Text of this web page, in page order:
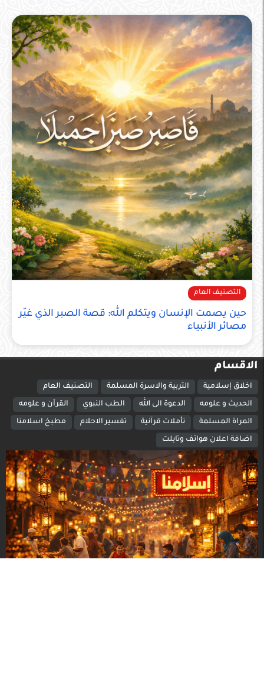
التصنيف العام
حين يصمت الإنسان ويتكلم الله: قصة الصبر الذي غيّر
مصائر الأنبياء
الاقسام
اخلاق إسلامية التربية والاسرة المسلمة التصنيف العام
الحديث و علومه الدعوة الى الله الطب النبوي القرآن و علومه
المراة المسلمة تأملات قرآنية تفسير الاحلام مطبخ اسلامنا
اضافة اعلان هواتف وتابلت